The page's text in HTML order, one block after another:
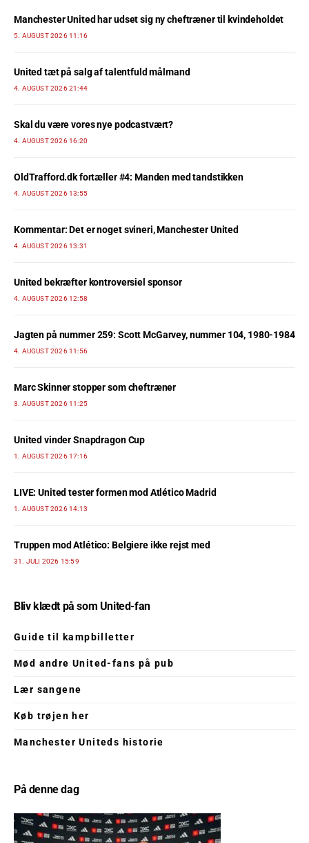
Manchester United har udset sig ny cheftræner til kvindeholdet
5. AUGUST 2026 11:16
United tæt på salg af talentfuld målmand
4. AUGUST 2026 21:44
Skal du være vores nye podcastvært?
4. AUGUST 2026 16:20
OldTrafford.dk fortæller #4: Manden med tandstikken
4. AUGUST 2026 13:55
Kommentar: Det er noget svineri, Manchester United
4. AUGUST 2026 13:31
United bekræfter kontroversiel sponsor
4. AUGUST 2026 12:58
Jagten på nummer 259: Scott McGarvey, nummer 104, 1980-1984
4. AUGUST 2026 11:56
Marc Skinner stopper som cheftræner
3. AUGUST 2026 11:25
United vinder Snapdragon Cup
1. AUGUST 2026 17:16
LIVE: United tester formen mod Atlético Madrid
1. AUGUST 2026 14:13
Truppen mod Atlético: Belgiere ikke rejst med
31. JULI 2026 15:59
Bliv klædt på som United-fan
Guide til kampbilletter
Mød andre United-fans på pub
Lær sangene
Køb trøjen her
Manchester Uniteds historie
På denne dag